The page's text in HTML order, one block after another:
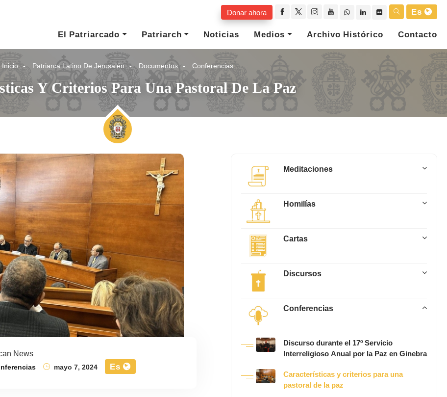
Donar ahora
Es
El Patriarcado
Patriarch Noticias Medios Archivo Histórico Contacto
Inicio Patriarca Latino De Jerusalén Documentos Conferencias
Y Criterios Para Una Pastoral De La Paz
News
mayo 7, 2024 Es
Meditaciones
Homilías
Cartas
Discursos
Conferencias
Discurso durante el 17º Servicio
Interreligioso Anual por la Paz en Ginebra
Características y criterios para una
pastoral de la paz